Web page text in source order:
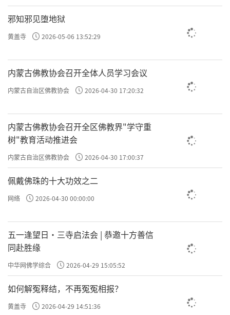
佛陀告诉阿难：「如果有众生以坚定的信
心修行十念法门，即便时间很短，他所增长的
福报无量无边。所以，阿难！应当要以正方便
勤修十念法门。」 阿难听闻世尊的开示，无限
法喜，依教奉行。
邪知邪见堕地狱
黄盖寺 2026-05-06 13:52:29
内蒙古佛教协会召开全体人员学习会议
内蒙古自治区佛教协会 2026-04-30 17:20:32
内蒙古佛教协会召开全区佛教界"学守重
树"教育活动推进会
内蒙古自治区佛教协会 2026-04-30 17:00:37
佩戴佛珠的十大功效之二
网络 2026-04-30 00:00:00
五一逢望日・三寺启法会 | 恭邀十方善信
同赴胜缘
中华网佛学综合 2026-04-29 15:05:52
如何解冤释结，不再冤冤相报？
黄盖寺 2026-04-29 14:51:36